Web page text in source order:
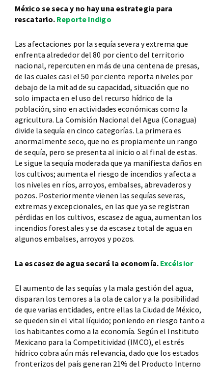
México se seca y no hay una estrategia para
rescatarlo. Reporte Indigo
Las afectaciones por la sequía severa y extrema que
enfrenta alrededor del 80 por ciento del territorio
nacional, repercuten en más de una centena de presas,
de las cuales casi el 50 por ciento reporta niveles por
debajo de la mitad de su capacidad, situación que no
solo impacta en el uso del recurso hídrico de la
población, sino en actividades económicas como la
agricultura. La Comisión Nacional del Agua (Conagua)
divide la sequía en cinco categorías. La primera es
anormalmente seco, que no es propiamente un rango
de sequía, pero se presenta al inicio o al final de estas.
Le sigue la sequía moderada que ya manifiesta daños en
los cultivos; aumenta el riesgo de incendios y afecta a
los niveles en ríos, arroyos, embalses, abrevaderos y
pozos. Posteriormente vienen las sequías severas,
extremas y excepcionales, en las que ya se registran
pérdidas en los cultivos, escasez de agua, aumentan los
incendios forestales y se da escasez total de agua en
algunos embalses, arroyos y pozos.
La escasez de agua secará la economía. Excélsior
El aumento de las sequías y la mala gestión del agua,
disparan los temores a la ola de calor y a la posibilidad
de que varias entidades, entre ellas la Ciudad de México,
se queden sin el vital líquido; poniendo en riesgo tanto a
los habitantes como a la economía. Según el Instituto
Mexicano para la Competitividad (IMCO), el estrés
hídrico cobra aún más relevancia, dado que los estados
fronterizos del país generan 21% del Producto Interno